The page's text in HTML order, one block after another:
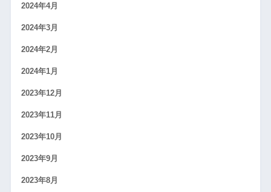
2024年4月
2024年3月
2024年2月
2024年1月
2023年12月
2023年11月
2023年10月
2023年9月
2023年8月